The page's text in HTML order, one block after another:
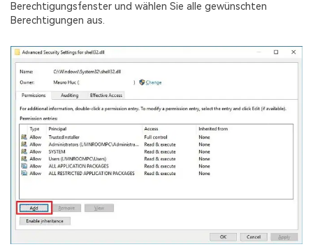
Berechtigungsfenster und wählen Sie alle gewünschten
Berechtigungen aus.